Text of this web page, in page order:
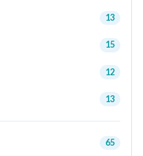
13
15
12
13
65